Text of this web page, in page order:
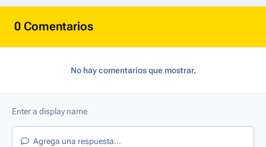
0 Comentarios
No hay comentarios que mostrar.
Agrega una respuesta...